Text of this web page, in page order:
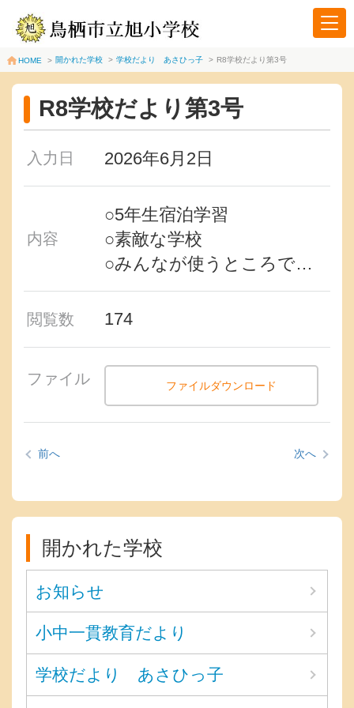
HOME > 開かれた学校 > 学校だより あさひっ子 > R8学校だより第3号
R8学校だより第3号
入力日 2026年6月2日
内容
○5年生宿泊学習
○素敵な学校
○みんなが使うところで…
閲覧数 174
ファイル ファイルダウンロード
前へ 次へ
開かれた学校
お知らせ
小中一貫教育だより
学校だより あさひっ子